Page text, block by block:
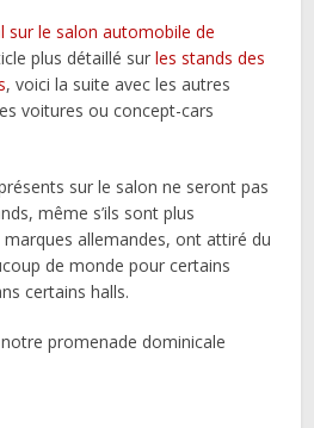
sur le salon automobile de
plus détaillé surles stands des
, voici la suite avec les autres
voitures ou concept-cars
sur le salon ne seront pas
même s’ils sont plus
allemandes, ont attiré du
de monde pour certains
certains halls.
promenade dominicale